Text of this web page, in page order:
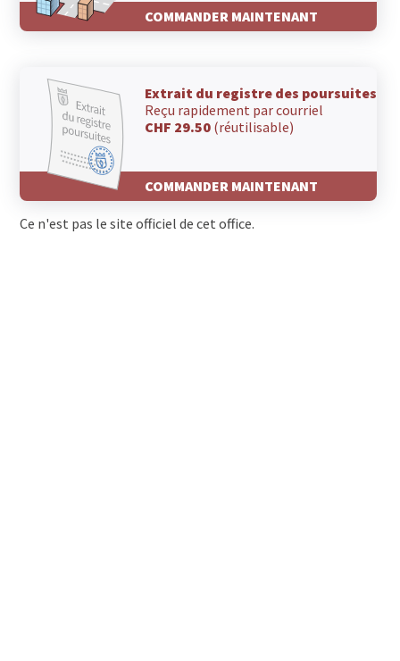
COMMANDER MAINTENANT
Extrait du registre des poursuites
Reçu rapidement par courriel
CHF 29.50 (réutilisable)
COMMANDER MAINTENANT
Ce n'est pas le site officiel de cet office.